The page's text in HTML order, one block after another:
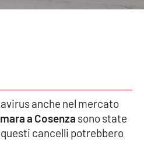
anche nel mercato
a Cosenza sono state
cancelli potrebbero